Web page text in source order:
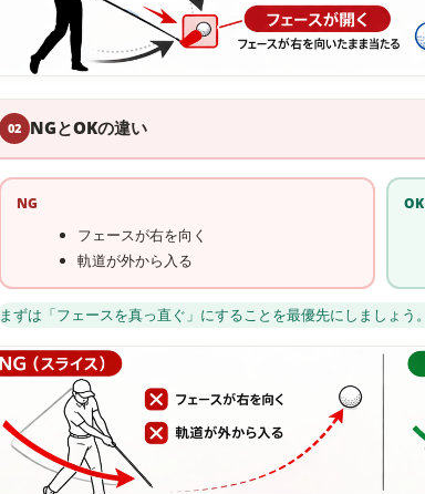
02 NGとOKの違い
NG
フェースが右を向く
軌道が外から入る
OK
まずは「フェースを真っ直ぐ」にすることを最優先にしましょう。